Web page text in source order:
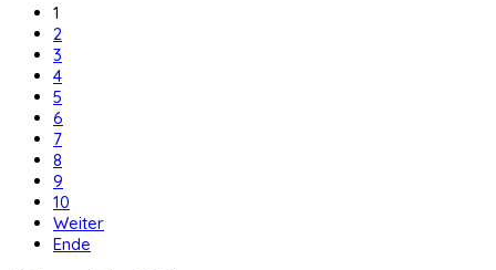
1
2
3
4
5
6
7
8
9
10
Weiter
Ende